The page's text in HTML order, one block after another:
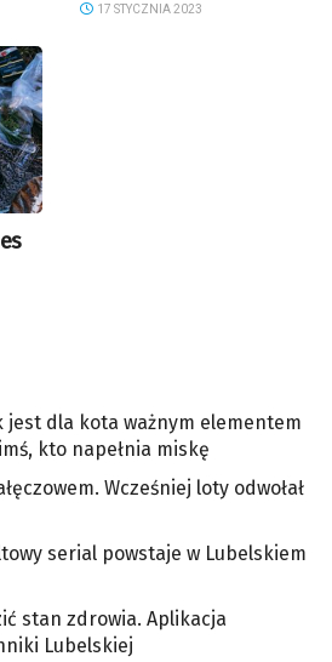
17 STYCZNIA 2023
jest dla kota ważnym elementem
kto napełnia miskę
Wcześniej loty odwołał
serial powstaje w Lubelskiem
stan zdrowia. Aplikacja
Lubelskiej